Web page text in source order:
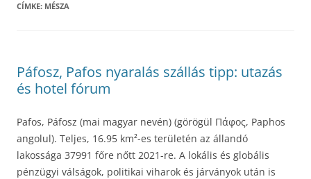
CÍMKE: MÉSZA
Páfosz, Pafos nyaralás szállás tipp: utazás
és hotel fórum
Pafos, Páfosz (mai magyar nevén) (görögül Πάφος, Paphos
angolul). Teljes, 16.95 km²-es területén az állandó
lakossága 37991 főre nőtt 2021-re. A lokális és globális
pénzügyi válságok, politikai viharok és járványok után is